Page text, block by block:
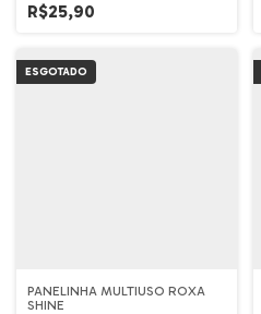
R$25,90
ESGOTADO
PANELINHA MULTIUSO ROXA
SHINE